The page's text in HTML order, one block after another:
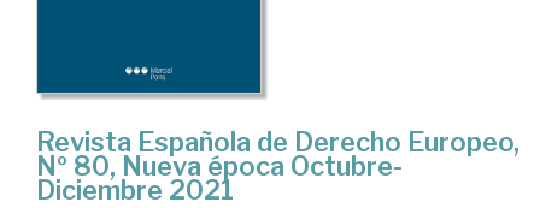
Revista Española de Derecho Europeo,
Nº 80, Nueva época Octubre-
Diciembre 2021